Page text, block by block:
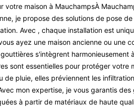
votre maison à MauchampsÀ
je propose des solutions de pose
Avec , chaque installation est
ayez une maison ancienne ou une
s'intègrent harmonieusement
sont essentielles pour protéger votre
de pluie, elles préviennent les
mon expertise, je vous garantis des
à partir de matériaux de haute